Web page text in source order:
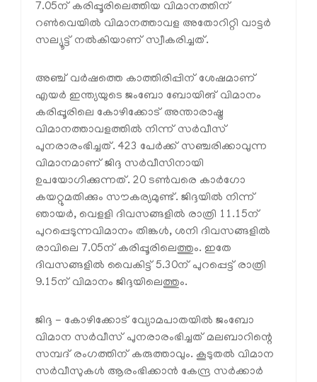
7.05ന് കരിപ്പൂരിലെത്തിയ വിമാനത്തിന്
റണ്‍വെയില്‍ വിമാനത്താവള അതോറിറ്റി വാട്ടര്‍
സല്യൂട്ട് നല്‍കിയാണ് സ്വീകരിച്ചത്.
അഞ്ച് വര്‍ഷത്തെ കാത്തിരിപ്പിന് ശേഷമാണ്
എയര്‍ ഇന്ത്യയുടെ ജംബോ ബോയിങ് വിമാനം
കരിപ്പൂരിലെ കോഴിക്കോട് അന്താരാഷ്ട്ര
വിമാനത്താവളത്തില്‍ നിന്ന് സര്‍വീസ്
പുനരാരംഭിച്ചത്. 423 പേര്‍ക്ക് സഞ്ചരിക്കാവുന്ന
വിമാനമാണ് ജിദ്ദ സര്‍വീസിനായി
ഉപയോഗിക്കുന്നത്. 20 ടണ്‍വരെ കാര്‍ഗോ
കയറ്റുമതിക്കും സൗകര്യമുണ്ട്. ജിദ്ദയില്‍ നിന്ന്
ഞായര്‍, വെളളി ദിവസങ്ങളില്‍ രാത്രി 11.15ന്
പുറപ്പെടുന്നവിമാനം തിങ്കള്‍, ശനി ദിവസങ്ങളില്‍
രാവിലെ 7.05ന് കരിപ്പൂരിലെത്തും. ഇതേ
ദിവസങ്ങളില്‍ വൈകിട്ട് 5.30ന് പുറപ്പെട്ട് രാത്രി
9.15ന് വിമാനം ജിദ്ദയിലെത്തും.
ജിദ്ദ - കോഴിക്കോട് വ്യോമപാതയില്‍ ജംബോ
വിമാന സര്‍വീസ് പുനരാരംഭിച്ചത് മലബാറിന്റെ
സമ്പദ് രംഗത്തിന് കരുത്താവും. കൂടുതല്‍ വിമാന
സര്‍വീസുകള്‍ ആരംഭിക്കാന്‍ കേന്ദ്ര സര്‍ക്കാര്‍